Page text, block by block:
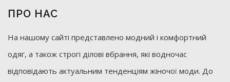
ПРО НАС
На нашому сайті представлено модний і комфортний
одяг, а також строгі ділові вбрання, які водночас
відповідають актуальним тенденціям жіночої моди. До